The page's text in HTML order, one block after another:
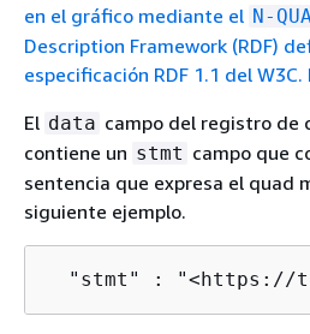
en el gráfico mediante el N-
Description Framework (RDF)
especificación RDF 1.1 del
El data campo del registro de
contiene un stmt campo que
sentencia que expresa el quad
siguiente ejemplo.
"stmt" : "<https://